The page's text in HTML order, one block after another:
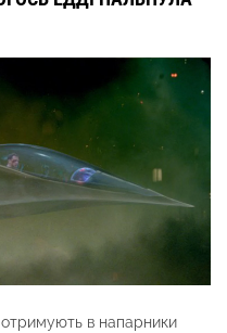
отримують в напарники